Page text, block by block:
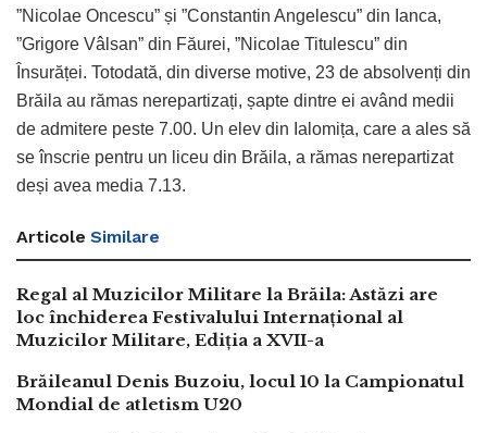
”Nicolae Oncescu” și ”Constantin Angelescu” din Ianca,
”Grigore Vâlsan” din Făurei, ”Nicolae Titulescu” din
Însurăței. Totodată, din diverse motive, 23 de absolvenți din
Brăila au rămas nerepartizați, șapte dintre ei având medii
de admitere peste 7.00. Un elev din Ialomița, care a ales să
se înscrie pentru un liceu din Brăila, a rămas nerepartizat
deși avea media 7.13.
Articole Similare
Regal al Muzicilor Militare la Brăila: Astăzi are
loc închiderea Festivalului Internațional al
Muzicilor Militare, Ediția a XVII-a
Brăileanul Denis Buzoiu, locul 10 la Campionatul
Mondial de atletism U20